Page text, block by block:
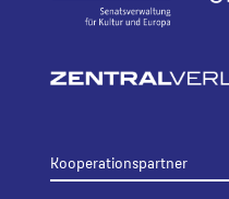
Kooperationspartner